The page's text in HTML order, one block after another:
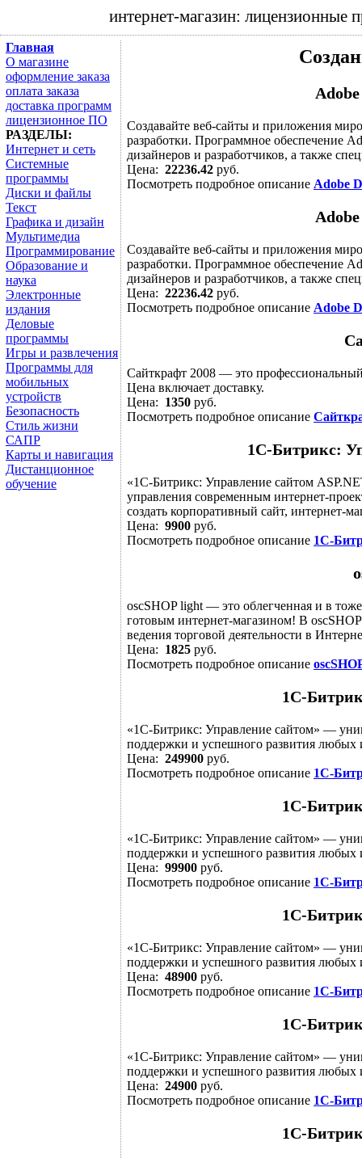
интернет-магазин:
Главная
О магазине
оформление заказа
оплата заказа
доставка программ
лицензионное ПО
РАЗДЕЛЫ:
Интернет и сеть
Системные
программы
Диски и файлы
Текст
Графика и дизайн
Мультимедиа
Программирование
Образование и
наука
Электронные
издания
Деловые
программы
Игры и развлечения
Программы для
мобильных
устройств
Безопасность
Стиль жизни
САПР
Карты и навигация
Дистанционное
обучение
Создавайте веб-сайты и приложения
разработки. Программное обеспечение
дизайнеров и разработчиков, а также
Цена: 22236.42 руб.
Посмотреть подробное описание Adobe
Создавайте веб-сайты и приложения
разработки. Программное обеспечение
дизайнеров и разработчиков, а также
Цена: 22236.42 руб.
Посмотреть подробное описание Adobe
Сайткрафт 2008 — это
Цена включает доставку.
Цена: 1350 руб.
Посмотреть подробное описание
1С-Битрикс:
«1С-Битрикс: Управление сайтом
управления современным интернет-
создать корпоративный сайт, интернет-
Цена: 9900 руб.
Посмотреть подробное описание 1С-
oscSHOP light — это облегченная и в
готовым интернет-магазином! В
ведения торговой деятельности в
Цена: 1825 руб.
Посмотреть подробное описание
1С-
«1С-Битрикс: Управление сайтом» —
поддержки и успешного развития любых
Цена: 249900 руб.
Посмотреть подробное описание 1С-
1С-
«1С-Битрикс: Управление сайтом» —
поддержки и успешного развития любых
Цена: 99900 руб.
Посмотреть подробное описание 1С-
1С-
«1С-Битрикс: Управление сайтом» —
поддержки и успешного развития любых
Цена: 48900 руб.
Посмотреть подробное описание 1С-
1С-
«1С-Битрикс: Управление сайтом» —
поддержки и успешного развития любых
Цена: 24900 руб.
Посмотреть подробное описание 1С-
1С-